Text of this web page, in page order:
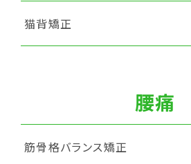
猫背矯正
腰痛
筋骨格バランス矯正